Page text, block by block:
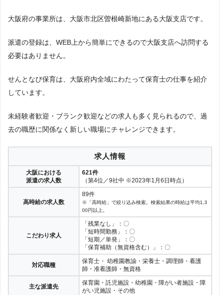
大阪府の事業所は、大阪市北区曽根崎新地にある大阪支店です。
派遣の登録は、WEB上から簡単にできるので大阪支店へ訪問する
必要はありません。
せんとなび保育は、大阪府内全域にわたって保育士の仕事を紹介
しています。
未経験者歓迎・ブランク歓迎などの求人も多く見られるので、過
去の職歴に関係なく新しい職場にチャレンジできます。
求人情報
大阪における
派遣の求人数
621件
（第4位／9社中 ※2023年1月6日時点）
高時給の求人数
89件
※「高時給」で絞り込み検索。検索結果の時給は平均1,3
00円以上。
こだわり求人
「残業なし」：〇
「短時間勤務」：〇
「短期／単発」：〇
「保育補助（無資格含む）」：〇
対応職種
保育士・ 幼稚園教諭・栄養士・調理師・看護
師・准看護師・無資格
主な派遣先
保育園・託児施設・幼稚園・障がい者施設・障
がい児施設・その他